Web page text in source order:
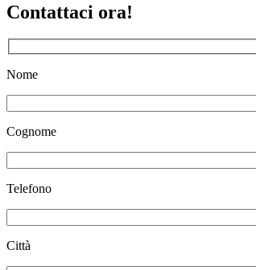
Contattaci ora!
Nome
Cognome
Telefono
Città